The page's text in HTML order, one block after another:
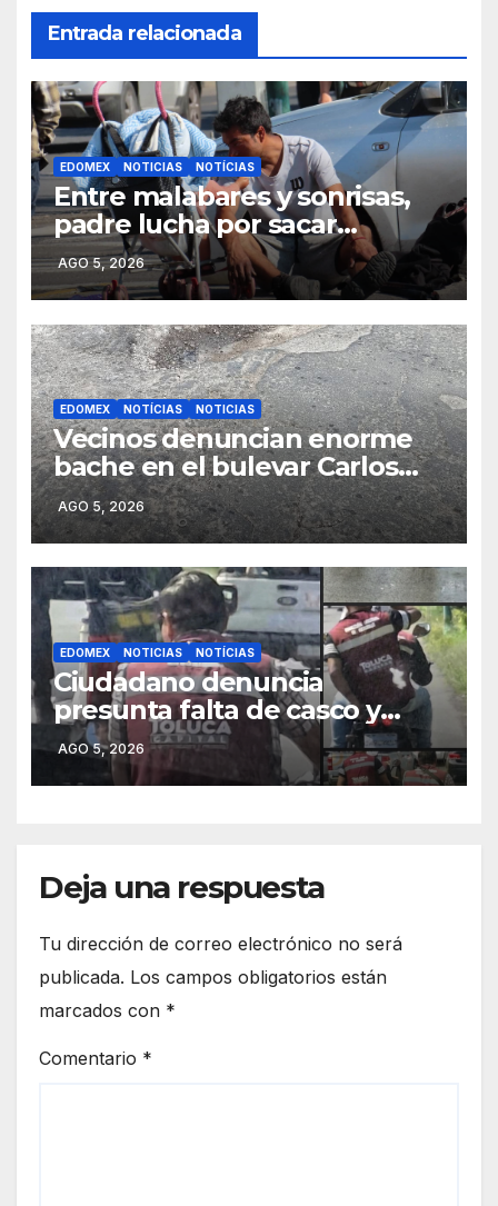
Entrada relacionada
EDOMEX NOTICIAS NOTÍCIAS
Entre malabares y sonrisas,
padre lucha por sacar
adelante a su hija en calles de
Toluca
AGO 5, 2026
EDOMEX NOTÍCIAS NOTICIAS
Vecinos denuncian enorme
bache en el bulevar Carlos
Hank de Santiago
Tianguistenco
AGO 5, 2026
EDOMEX NOTICIAS NOTÍCIAS
Ciudadano denuncia
presunta falta de casco y
placas en motocicleta de
personal del Ayuntamiento
de Toluca
AGO 5, 2026
Deja una respuesta
Tu dirección de correo electrónico no será
publicada. Los campos obligatorios están
marcados con *
Comentario *